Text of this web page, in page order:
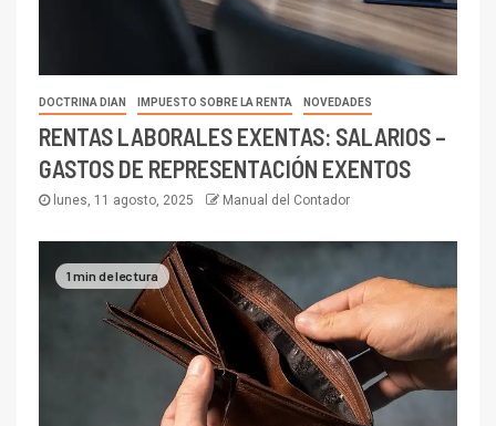
DOCTRINA DIAN IMPUESTO SOBRE LA RENTA NOVEDADES
RENTAS LABORALES EXENTAS: SALARIOS –
GASTOS DE REPRESENTACIÓN EXENTOS
lunes, 11 agosto, 2025 Manual del Contador
1 min de lectura